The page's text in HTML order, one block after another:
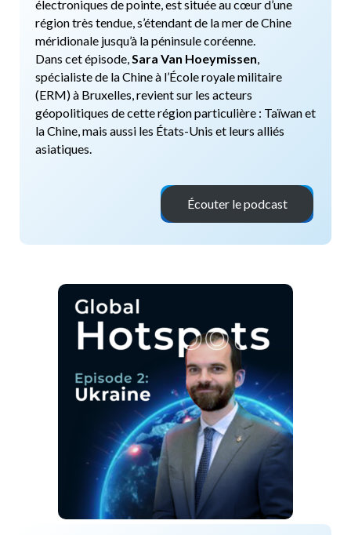
électroniques de pointe, est située au cœur d’une
région très tendue, s’étendant de la mer de Chine
méridionale jusqu’à la péninsule coréenne.
Dans cet épisode,Sara Van Hoeymissen,
spécialiste de la Chine à l’École royale militaire
(ERM) à Bruxelles, revient sur les acteurs
géopolitiques de cette région particulière : Taïwan et
la Chine, mais aussi les États-Unis et leurs alliés
asiatiques.
Écouter le podcast